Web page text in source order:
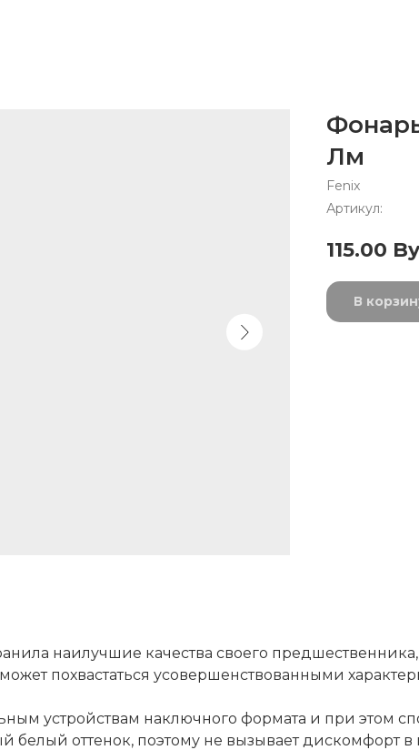
Лм
Fenix
Артикул:
115.00
В
наилучшие качества своего
похвастаться усовершенствованными
устройствам наключного формата и при этом
оттенок, поэтому не вызывает дискомфорт в